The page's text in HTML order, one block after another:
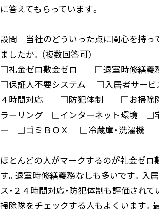
に答えてもらっています。
設問 当社のどういった点に関心を持っ
ましたか。（複数回答可）
□礼金ゼロ敷金ゼロ □退室時修繕
□保証人不要システム □入居者サ
４時間対応 □防犯体制 □お掃
ラーリング □インターネット環境 □
ー □ゴミＢＯＸ □冷蔵庫・洗濯機
ほとんどの人がマークするのが礼金ゼロ
す。退室時修繕義務なしも多いです。入
ス・２４時間対応・防犯体制も評価されて
掃除隊をチェックする人もよくいます。